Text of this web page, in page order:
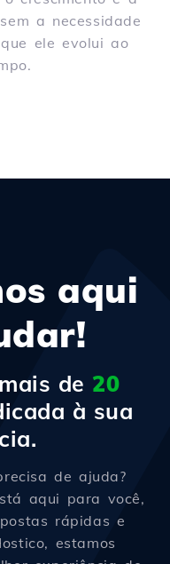
a necessidade
ele evolui ao
aqui
de 20
à sua
de ajuda?
aqui para você,
rápidas e
estamos